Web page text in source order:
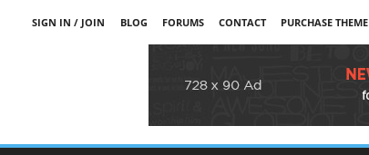
SIGN IN / JOIN BLOG FORUMS CONTACT PURCHASE THEME